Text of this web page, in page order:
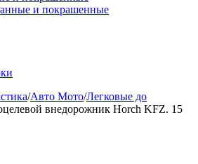
и покрашенные
/Авто Мото/Легковые до
внедорожник Horch KFZ. 15